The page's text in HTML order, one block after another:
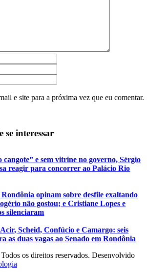
e site para a próxima vez que eu comentar.
se interessar
e sem vitrine no governo, Sérgio
reagir para concorrer ao Palácio Rio
opinam sobre desfile exaltando
não gostou; e Cristiane Lopes e
silenciaram
Scheid, Confúcio e Camargo: seis
as duas vagas ao Senado em Rondônia
os direitos reservados. Desenvolvido